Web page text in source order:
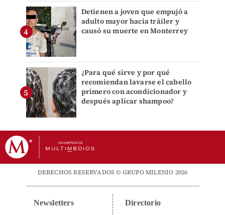
Detienen a joven que empujó a
adulto mayor hacia tráiler y
causó su muerte en Monterrey
¿Para qué sirve y por qué
recomiendan lavarse el cabello
primero con acondicionador y
después aplicar shampoo?
DERECHOS RESERVADOS © GRUPO MILENIO 2026
Newsletters Directorio